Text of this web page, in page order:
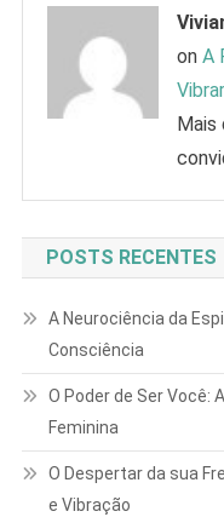
onA
POSTS RECENTES
A Neurociência da
Consciência
O Poder de Ser
Feminina
O Despertar da sua
e Vibração